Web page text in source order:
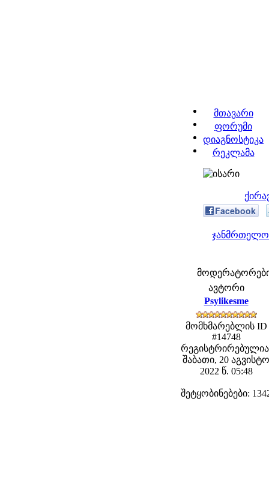
მთავარი
ფორუმი
დიაგნოსტიკა
რეკლამა
Facebook
მოდერატორები:
ავტორი
Psylikesme
მომხმარებლის ID
#14748
შაბათი, 20 აგვისტო
2022 წ. 05:48
შეტყობინებები: